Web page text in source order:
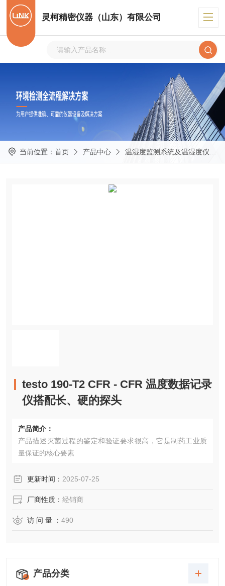
灵柯精密仪器（山东）有限公司
当前位置： 首页 产品中心 温湿度监测系统及温湿度仪表
testo 190-T2 CFR - CFR 温度数据记录
仪搭配长、硬的探头
产品简介：
产品描述灭菌过程的鉴定和验证要求很高，它是制药工业质
量保证的核心要素
更新时间： 2025-07-25
厂商性质： 经销商
访 问 量 ： 490
产品分类